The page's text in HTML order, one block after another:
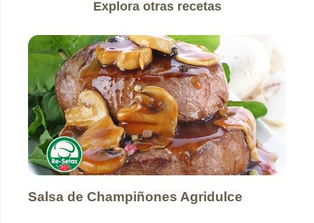
Explora otras recetas
Salsa de Champiñones Agridulce